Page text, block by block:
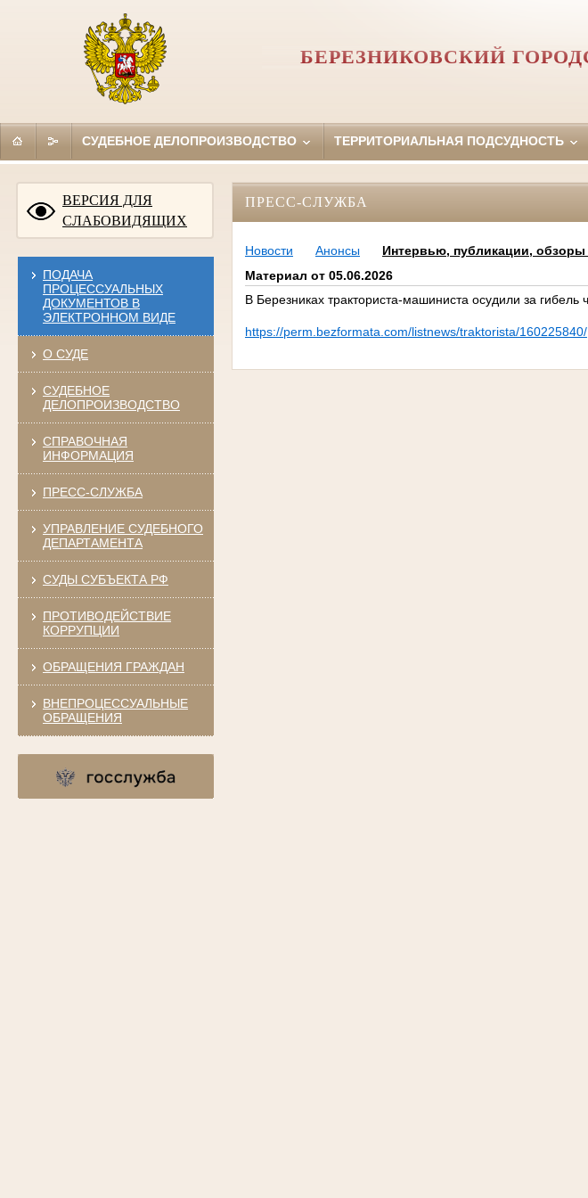
БЕРЕЗНИКОВСКИЙ
СУДЕБНОЕ ДЕЛОПРОИЗВОДСТВО ТЕРРИТОРИАЛЬНАЯ ПОДСУДНОСТЬ
ВЕРСИЯ ДЛЯ
СЛАБОВИДЯЩИХ
ПОДАЧА
ПРОЦЕССУАЛЬНЫХ
ДОКУМЕНТОВ В
ЭЛЕКТРОННОМ ВИДЕ
О СУДЕ
СУДЕБНОЕ
ДЕЛОПРОИЗВОДСТВО
СПРАВОЧНАЯ
ИНФОРМАЦИЯ
ПРЕСС-СЛУЖБА
УПРАВЛЕНИЕ СУДЕБНОГО
ДЕПАРТАМЕНТА
СУДЫ СУБЪЕКТА РФ
ПРОТИВОДЕЙСТВИЕ
КОРРУПЦИИ
ОБРАЩЕНИЯ ГРАЖДАН
ВНЕПРОЦЕССУАЛЬНЫЕ
ОБРАЩЕНИЯ
ПРЕСС-СЛУЖБА
Новости Анонсы Интервью, публикации,
Материал от 05.06.2026
В Березниках тракториста-машиниста осудили за
https://perm.bezformata.com/listnews/traktorista/160225840/